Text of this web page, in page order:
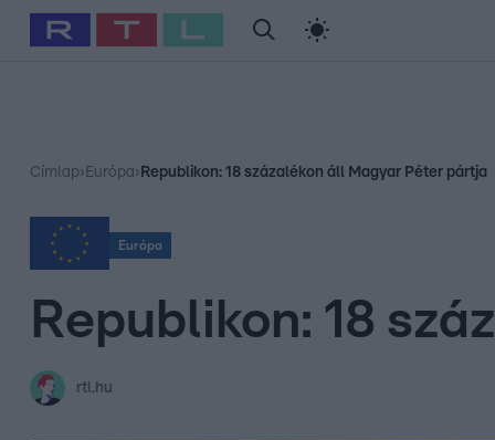
Babits Marcella Szellő István Most Wanted
Címlap› Európa› Republikon: 18 százalékon áll Magyar Péter pártja
Európa
Republikon: 18
rtl.hu